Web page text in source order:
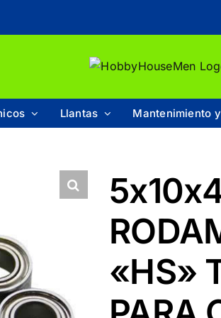
Llantas Mantenimiento
«HS»